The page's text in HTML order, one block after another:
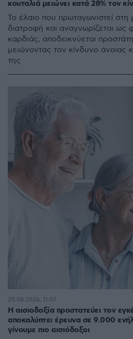
κουταλιά μειώνει κατά 28% τον
Το έλαιο που πρωταγωνιστεί στη
διατροφή και αναγνωρίζεται ως
καρδιάς, αποδεικνύεται
μειώνοντας τον κίνδυνο άνοιας
της
Η αισιοδοξία προστατεύει τον
αποκαλύπτει έρευνα σε 9.000
γίνουμε πιο αισιόδοξοι
20.06.2026, 11:07